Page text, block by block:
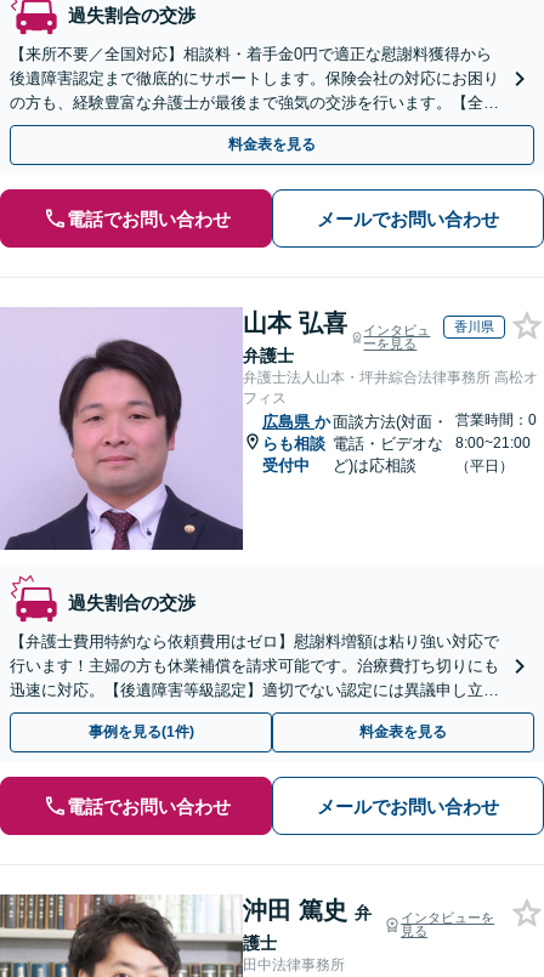
過失割合の交渉
【来所不要／全国対応】相談料・着手金0円で適正な慰謝料獲得から
後遺障害認定まで徹底的にサポートします。保険会社の対応にお困り
の方も、経験豊富な弁護士が最後まで強気の交渉を行います。【全国
13拠点】お気軽にご相談ください。
料金表を見る
電話でお問い合わせ メールでお問い合わせ
山本 弘喜
弁護士
インタビュ
ーを見る
香川県
弁護士法人山本・坪井綜合法律事務所 高松オ
フィス
広島県 か
らも相談
受付中
面談方法(対面・
電話・ビデオな
ど)は応相談
営業時間：0
8:00~21:00
（平日）
過失割合の交渉
【弁護士費用特約なら依頼費用はゼロ】慰謝料増額は粘り強い対応で
行います！主婦の方も休業補償を請求可能です。治療費打ち切りにも
迅速に対応。【後遺障害等級認定】適切でない認定には異議申し立て
を！
事例を見る(1件) 料金表を見る
電話でお問い合わせ メールでお問い合わせ
沖田 篤史 弁
護士
インタビューを
見る
田中法律事務所